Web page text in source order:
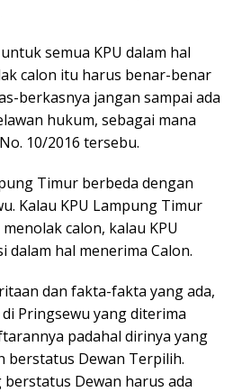
semua KPU dalam hal
calon itu harus benar-benar
berkasnya jangan sampai ada
hukum, sebagai mana
10/2016 tersebu.
Timur berbeda dengan
Kalau KPU Lampung Timur
calon, kalau KPU
dalam hal menerima Calon.
dan fakta-fakta yang ada,
Pringsewu yang diterima
padahal dirinya yang
berstatus Dewan Terpilih.
Dewan harus ada